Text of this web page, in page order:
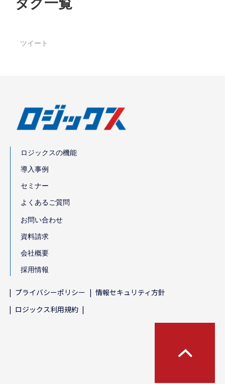
タグ一覧
ツイート
ロジックスの機能
導入事例
セミナー
よくあるご質問
お問い合わせ
資料請求
会社概要
採用情報
プライバシーポリシー
情報セキュリティ方針
ロジックス利用規約